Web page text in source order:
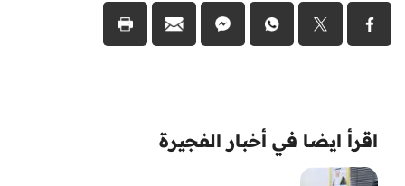
اقرأ ايضا في أخبار الفجيرة